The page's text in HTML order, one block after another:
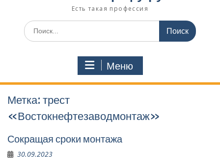
Есть такая профессия
Поиск
по:
Меню
Метка: трест
«Востокнефтезаводмонтаж»
Сокращая сроки монтажа
30.09.2023